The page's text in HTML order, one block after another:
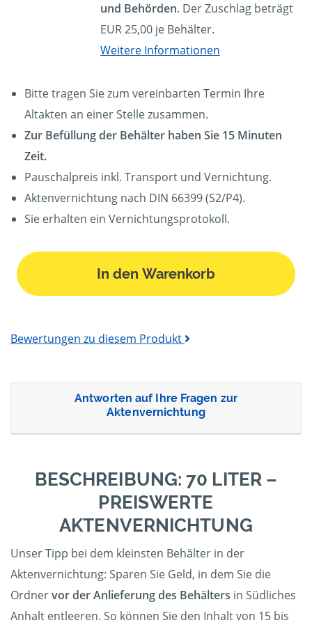
und Behörden. Der Zuschlag beträgt
EUR 25,00 je Behälter.
Weitere Informationen
Bitte tragen Sie zum vereinbarten Termin Ihre
Altakten an einer Stelle zusammen.
Zur Befüllung der Behälter haben Sie 15 Minuten
Zeit.
Pauschalpreis inkl. Transport und Vernichtung.
Aktenvernichtung nach DIN 66399 (S2/P4).
Sie erhalten ein Vernichtungsprotokoll.
In den Warenkorb
Bewertungen zu diesem Produkt
Antworten auf Ihre Fragen zur
Aktenvernichtung
BESCHREIBUNG: 70 LITER –
PREISWERTE
AKTENVERNICHTUNG
Unser Tipp bei dem kleinsten Behälter in der
Aktenvernichtung: Sparen Sie Geld, in dem Sie die
Ordnervor der Anlieferung des Behälters in Südliches
Anhalt entleeren. So können Sie den Inhalt von 15 bis